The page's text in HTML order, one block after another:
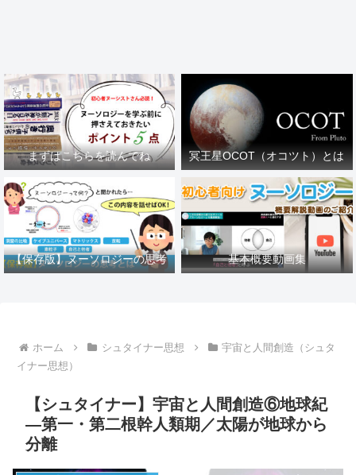
まずはこちらを読んでね 冥王星OCOT（オコツト）とは
【保存版】ヌーソロジーの思考 基本概要動画集
ホーム シュタイナー思想
宇宙と人間創造（シュタ
イナー思想）
【シュタイナー】宇宙と人間創造⑥地球紀
―第一・第二根幹人類期／太陽が地球から
分離